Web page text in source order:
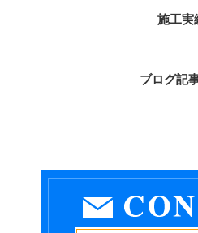
施工実
ブログ記